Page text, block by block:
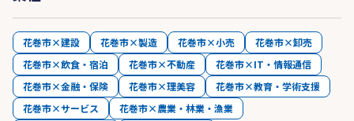
花巻市×建設 花巻市×製造 花巻市×小売
花巻市×卸売
花巻市×飲食・宿泊
花巻市×不動産
花巻市×IT・情報通信
花巻市×金融・保険
花巻市×理美容
花巻市×教育・学術支援
花巻市×サービス
花巻市×農業・林業・漁業